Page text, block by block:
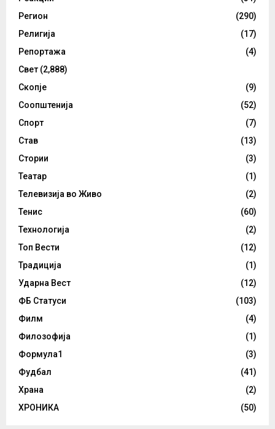
Регион
(290)
Религија
(17)
Репортажа
(4)
Свет (2,888)
Скопје
(9)
Соопштенија
(52)
Спорт
(7)
Став
(13)
Стории
(3)
Театар
(1)
Телевизија во Живо
(2)
Тенис
(60)
Технологија
(2)
Топ Вести
(12)
Традиција
(1)
Ударна Вест
(12)
ФБ Статуси
(103)
Филм
(4)
Филозофија
(1)
Формула1
(3)
Фудбал
(41)
Храна
(2)
ХРОНИКА
(50)